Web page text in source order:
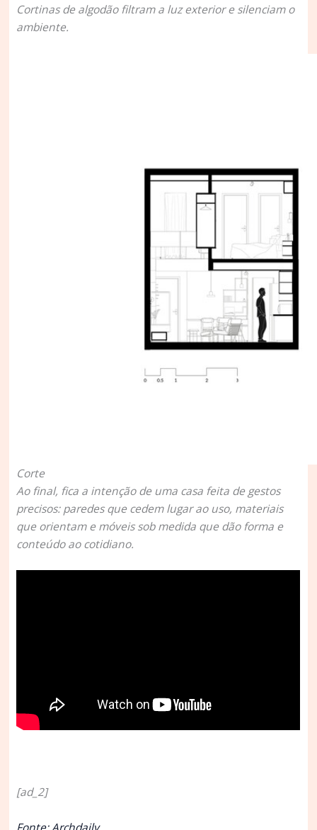
Cortinas de algodão filtram a luz exterior e silenciam o
ambiente.
Corte
Ao final, fica a intenção de uma casa feita de gestos
precisos: paredes que cedem lugar ao uso, materiais
que orientam e móveis sob medida que dão forma e
conteúdo ao cotidiano.
[ad_2]